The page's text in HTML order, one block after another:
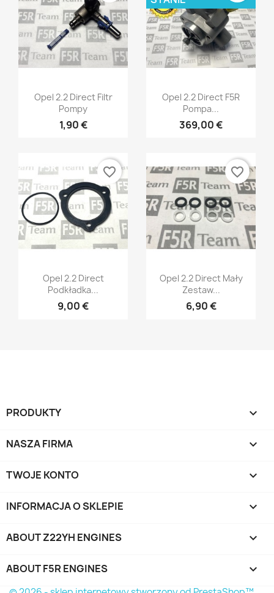
Szybki podgląd
Opel 2.2 Direct Filtr
Pompy
1,90 €
Szybki podgląd
Opel 2.2 Direct F5R
Pompa...
369,00 €
Szybki podgląd
Opel 2.2 Direct
Podkładka...
9,00 €
favorite_border
Szybki podgląd
Opel 2.2 Direct Mały
Zestaw...
6,90 €
favorite_border
PRODUKTY 
NASZA FIRMA 
TWOJE KONTO 
INFORMACJA O SKLEPIE keyboard_arrow_down
ABOUT Z22YH ENGINES 
ABOUT F5R ENGINES 